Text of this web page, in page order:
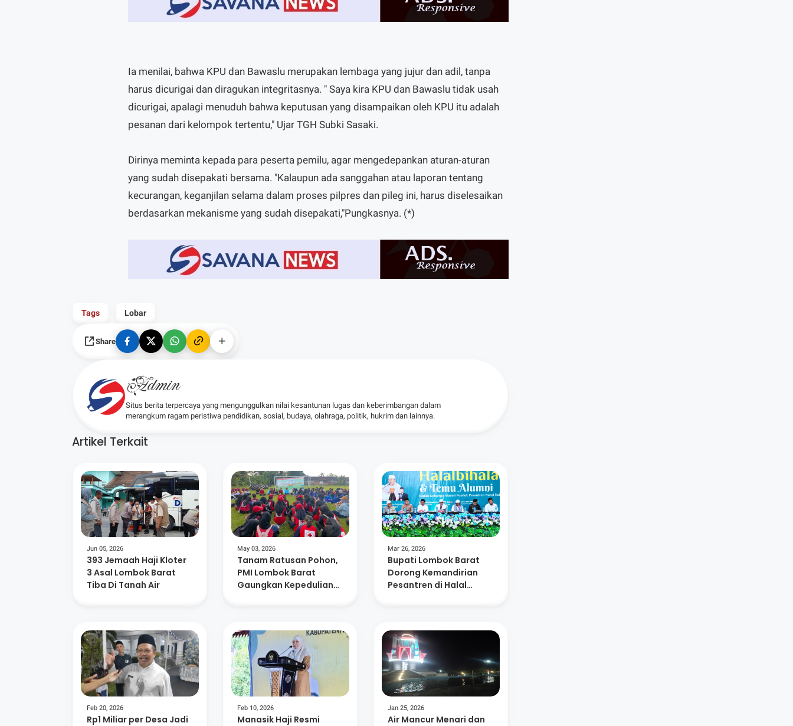
Ia menilai, bahwa KPU dan Bawaslu merupakan lembaga yang jujur dan adil, tanpa
harus dicurigai dan diragukan integritasnya. " Saya kira KPU dan Bawaslu tidak usah
dicurigai, apalagi menuduh bahwa keputusan yang disampaikan oleh KPU itu adalah
pesanan dari kelompok tertentu," Ujar TGH Subki Sasaki.
Dirinya meminta kepada para peserta pemilu, agar mengedepankan aturan-aturan
yang sudah disepakati bersama. "Kalaupun ada sanggahan atau laporan tentang
kecurangan, keganjilan selama dalam proses pilpres dan pileg ini, harus diselesaikan
berdasarkan mekanisme yang sudah disepakati,"Pungkasnya. (*)
Tags Lobar
Share
Admin
Situs berita terpercaya yang mengunggulkan nilai kesantunan lugas dan keberimbangan dalam
merangkum ragam peristiwa pendidikan, sosial, budaya, olahraga, politik, hukrim dan lainnya.
Artikel Terkait
Jun 05, 2026
393 Jemaah Haji Kloter
3 Asal Lombok Barat
Tiba Di Tanah Air
May 03, 2026
Tanam Ratusan Pohon,
PMI Lombok Barat
Gaungkan Kepedulian
Mar 26, 2026
Bupati Lombok Barat
Dorong Kemandirian
Pesantren di Halal
Feb 20, 2026
Rp1 Miliar per Desa Jadi
Feb 10, 2026
Manasik Haji Resmi
Jan 25, 2026
Air Mancur Menari dan